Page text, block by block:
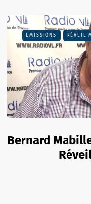
EMISSIONS RÉVEIL
Bernard